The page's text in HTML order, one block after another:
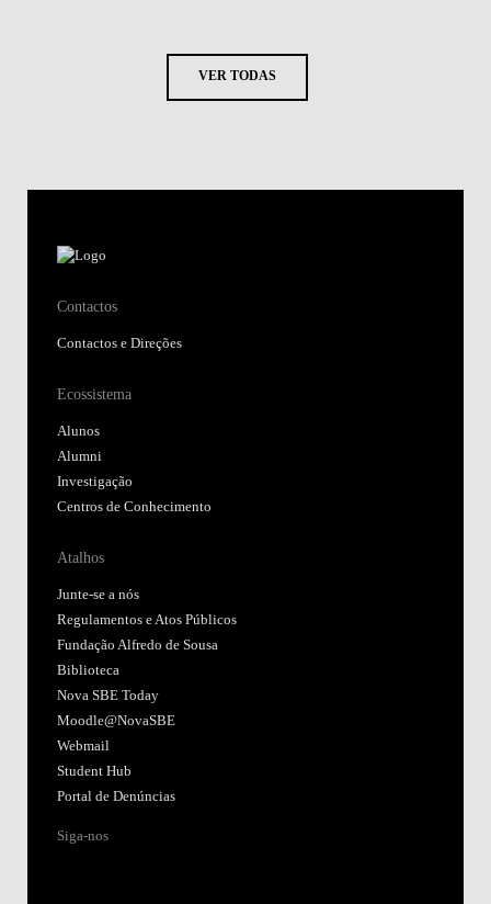
VER TODAS
Contactos
Contactos e Direções
Ecossistema
Alunos
Alumni
Investigação
Centros de Conhecimento
Atalhos
Junte-se a nós
Regulamentos e Atos Públicos
Fundação Alfredo de Sousa
Biblioteca
Nova SBE Today
Moodle@NovaSBE
Webmail
Student Hub
Portal de Denúncias
Siga-nos